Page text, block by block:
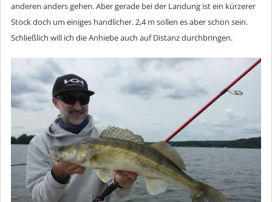
anderen anders gehen. Aber gerade bei der Landung ist ein kürzerer
Stock doch um einiges handlicher. 2,4 m sollen es aber schon sein.
Schließlich will ich die Anhiebe auch auf Distanz durchbringen.